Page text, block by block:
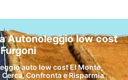
Autonoleggio low cost
auto low cost El Monte,
Confronta e Risparmia